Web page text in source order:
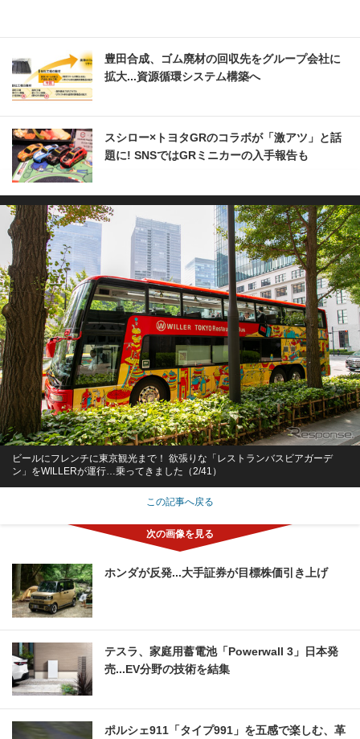
豊田合成、ゴム廃材の回収先をグループ会社に
拡大...資源循環システム構築へ
スシロー×トヨタGRのコラボが「激アツ」と話
題に! SNSではGRミニカーの入手報告も
ビールにフレンチに東京観光まで！ 欲張りな「レストランバスビアガーデ
ン」をWILLERが運行…乗ってきました（2/41）
この記事へ戻る
ホンダが反発...大手証券が目標株価引き上げ
テスラ、家庭用蓄電池「Powerwall 3」日本発
売...EV分野の技術を結集
ポルシェ911「タイプ991」を五感で楽しむ、革